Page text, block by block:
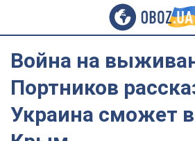
Война на
Портников
Украина сможет